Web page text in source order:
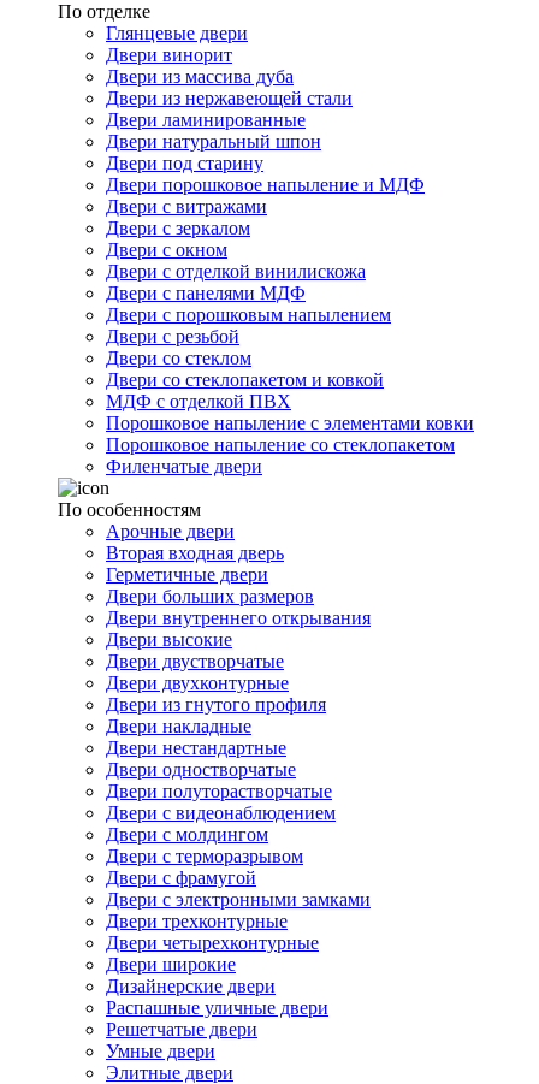
По отделке
Глянцевые двери
Двери винорит
Двери из массива дуба
Двери из нержавеющей стали
Двери ламинированные
Двери натуральный шпон
Двери под старину
Двери порошковое напыление и МДФ
Двери с витражами
Двери с зеркалом
Двери с окном
Двери с отделкой винилискожа
Двери с панелями МДФ
Двери с порошковым напылением
Двери с резьбой
Двери со стеклом
Двери со стеклопакетом и ковкой
МДФ с отделкой ПВХ
Порошковое напыление с элементами ковки
Порошковое напыление со стеклопакетом
Филенчатые двери
По особенностям
Арочные двери
Вторая входная дверь
Герметичные двери
Двери больших размеров
Двери внутреннего открывания
Двери высокие
Двери двустворчатые
Двери двухконтурные
Двери из гнутого профиля
Двери накладные
Двери нестандартные
Двери одностворчатые
Двери полуторастворчатые
Двери с видеонаблюдением
Двери с молдингом
Двери с терморазрывом
Двери с фрамугой
Двери с электронными замками
Двери трехконтурные
Двери четырехконтурные
Двери широкие
Дизайнерские двери
Распашные уличные двери
Решетчатые двери
Умные двери
Элитные двери